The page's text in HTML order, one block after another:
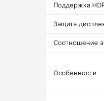
Поддержка
Защита
Соотношение
Особенности